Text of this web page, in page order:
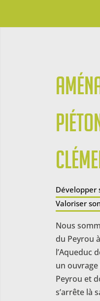
Développer
Valoriser
Nous
du Peyrou
l’Aqueduc
un
Peyrou et
s’arrête là